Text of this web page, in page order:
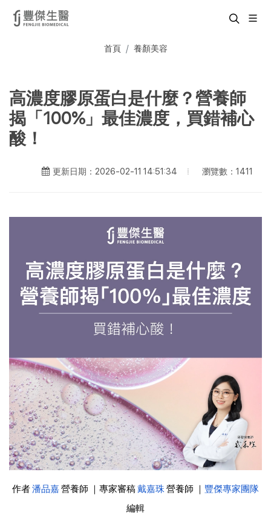
首頁 養顏美容
高濃度膠原蛋白是什麼？營養師
揭「100%」最佳濃度，買錯補心
酸！
更新日期：2026-02-11 14:51:34 瀏覽數：1411
作者潘品嘉營養師 ｜ 專家審稿戴嘉珠營養師 ｜ 豐傑專家團隊
編輯